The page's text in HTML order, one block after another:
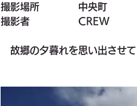
撮影場所　　　　中央町
撮影者　　　　　CREW
故郷の夕暮れを思い出させ